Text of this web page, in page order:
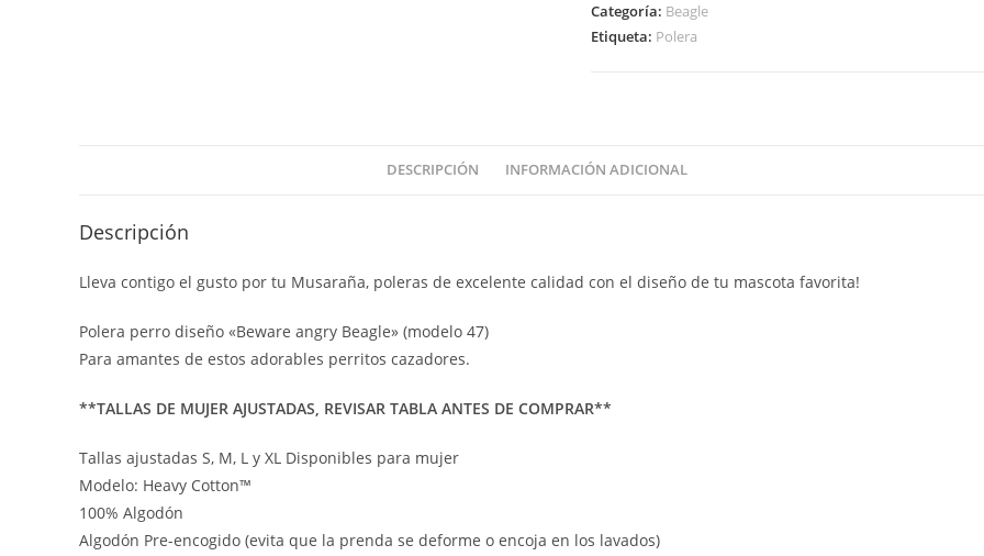
Categoría: Beagle
Etiqueta: Polera
DESCRIPCIÓN INFORMACIÓN ADICIONAL
Descripción
Lleva contigo el gusto por tu Musaraña, poleras de excelente calidad con el diseño de tu mascota favorita!
Polera perro diseño «Beware angry Beagle» (modelo 47)
Para amantes de estos adorables perritos cazadores.
**TALLAS DE MUJER AJUSTADAS, REVISAR TABLA ANTES DE COMPRAR**
Tallas ajustadas S, M, L y XL Disponibles para mujer
Modelo: Heavy Cotton™
100% Algodón
Algodón Pre-encogido (evita que la prenda se deforme o encoja en los lavados)